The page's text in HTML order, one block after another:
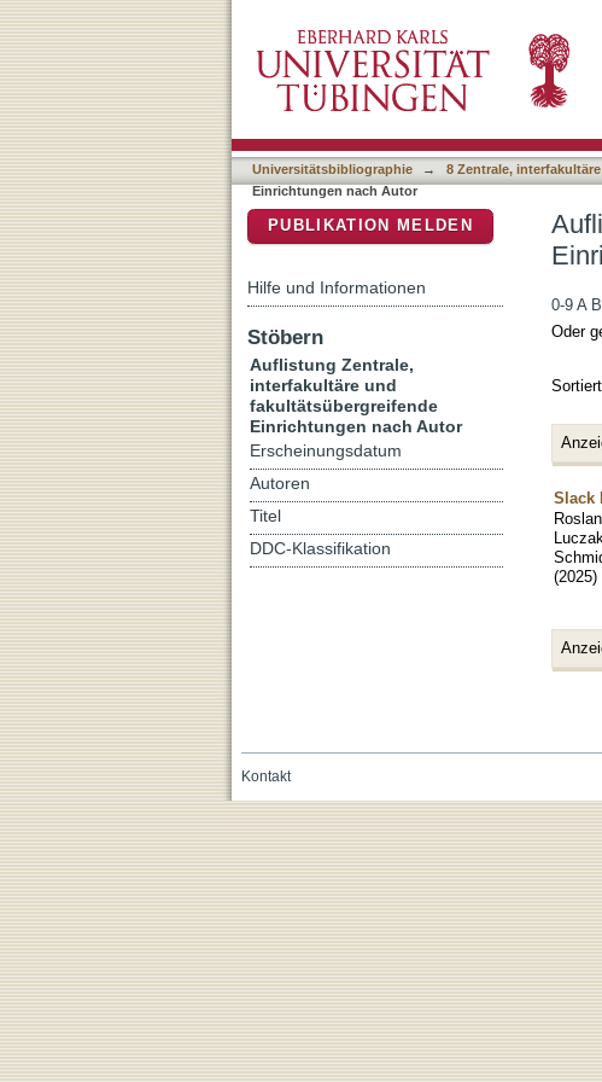
Auflistung 8 Zentrale,
Jiaqi"
Universitätsbibliographie → 8 Zentrale,
Einrichtungen nach Autor
0-9 A B
Oder
Slack
(2025)
PUBLIKATION MELDEN
Hilfe und Informationen
Stöbern
Auflistung Zentrale,
interfakultäre und
fakultätsübergreifende
Einrichtungen nach Autor
Erscheinungsdatum
Autoren
Titel
DDC-Klassifikation
Kontakt